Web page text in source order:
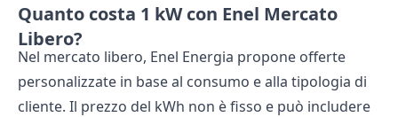
Quanto costa 1 kW con Enel Mercato
Libero?
Nel mercato libero, Enel Energia propone offerte
personalizzate in base al consumo e alla tipologia di
cliente. Il prezzo del kWh non è fisso e può includere